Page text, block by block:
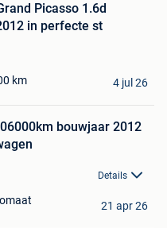
Picasso 1.6d
in perfecte st
km 4 jul 26
bouwjaar 2012
Details
21 apr 26